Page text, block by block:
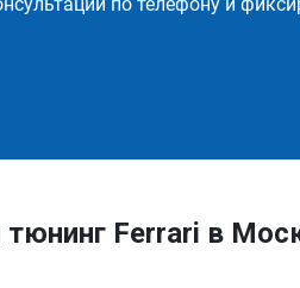
Ferrari в